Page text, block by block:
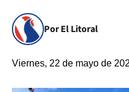
Por El Litoral
Viernes, 22 de mayo de